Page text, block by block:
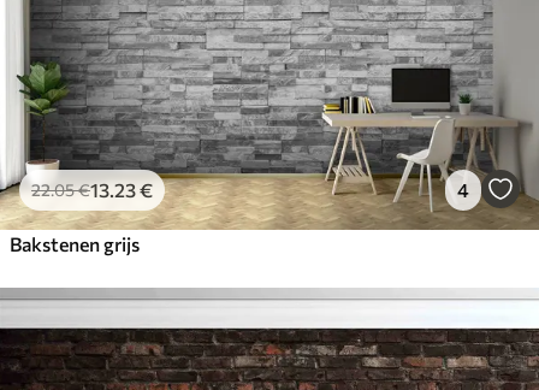
22.05€13 .23€ 4
Bakstenen grijs